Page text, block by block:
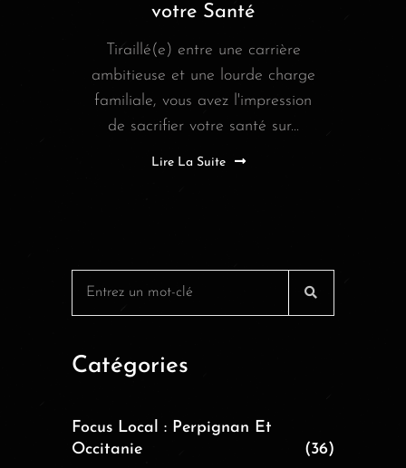
votre Santé
Tiraillé(e) entre une carrière
ambitieuse et une lourde charge
familiale, vous avez l'impression
de sacrifier votre santé sur...
Lire La Suite
Catégories
Focus Local : Perpignan Et
Occitanie
(36)